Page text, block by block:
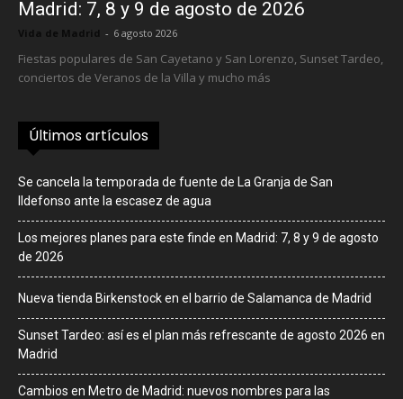
Madrid: 7, 8 y 9 de agosto de 2026
Vida de Madrid - 6 agosto 2026
Fiestas populares de San Cayetano y San Lorenzo, Sunset Tardeo,
conciertos de Veranos de la Villa y mucho más
Últimos artículos
Se cancela la temporada de fuente de La Granja de San
Ildefonso ante la escasez de agua
Los mejores planes para este finde en Madrid: 7, 8 y 9 de agosto
de 2026
Nueva tienda Birkenstock en el barrio de Salamanca de Madrid
Sunset Tardeo: así es el plan más refrescante de agosto 2026 en
Madrid
Cambios en Metro de Madrid: nuevos nombres para las